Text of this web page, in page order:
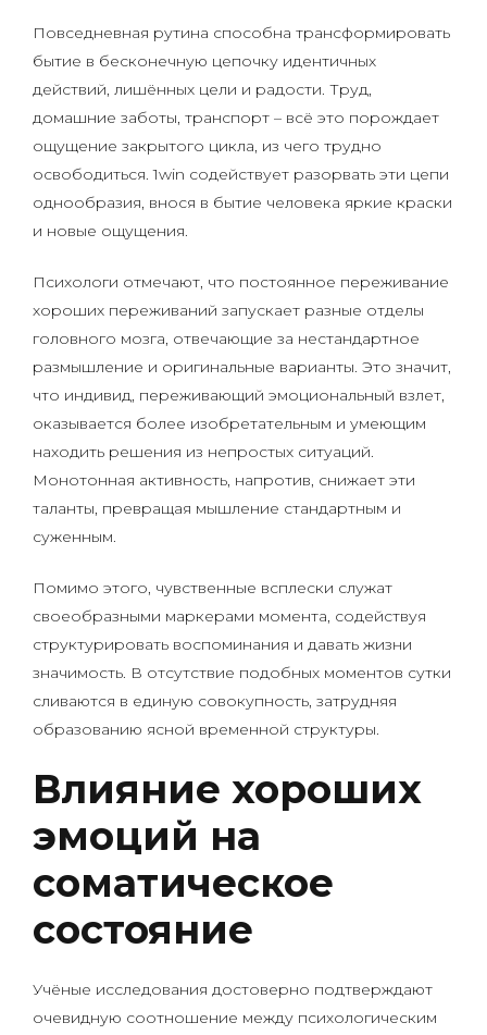
Повседневная рутина способна трансформировать
бытие в бесконечную цепочку идентичных
действий, лишённых цели и радости. Труд,
домашние заботы, транспорт – всё это порождает
ощущение закрытого цикла, из чего трудно
освободиться. 1win содействует разорвать эти цепи
однообразия, внося в бытие человека яркие краски
и новые ощущения.
Психологи отмечают, что постоянное переживание
хороших переживаний запускает разные отделы
головного мозга, отвечающие за нестандартное
размышление и оригинальные варианты. Это значит,
что индивид, переживающий эмоциональный взлет,
оказывается более изобретательным и умеющим
находить решения из непростых ситуаций.
Монотонная активность, напротив, снижает эти
таланты, превращая мышление стандартным и
суженным.
Помимо этого, чувственные всплески служат
своеобразными маркерами момента, содействуя
структурировать воспоминания и давать жизни
значимость. В отсутствие подобных моментов сутки
сливаются в единую совокупность, затрудняя
образованию ясной временной структуры.
Влияние хороших
эмоций на
соматическое
состояние
Учёные исследования достоверно подтверждают
очевидную соотношение между психологическим